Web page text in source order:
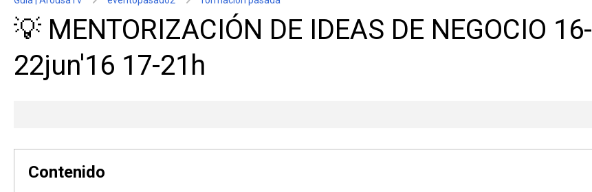
💡 MENTORIZACIÓN DE IDEAS DE NEGOCIO 16-
22jun'16 17-21h
Contenido